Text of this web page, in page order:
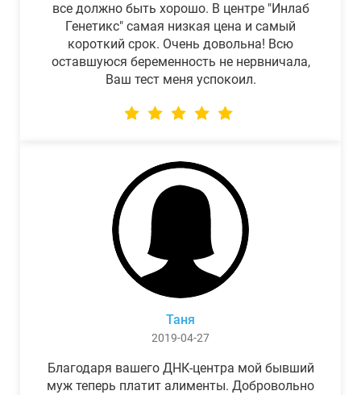
все должно быть хорошо. В центре "Инлаб
Генетикс" самая низкая цена и самый
короткий срок. Очень довольна! Всю
оставшуюся беременность не нервничала,
Ваш тест меня успокоил.
Таня
2019-04-27
Благодаря вашего ДНК-центра мой бывший
муж теперь платит алименты. Добровольно